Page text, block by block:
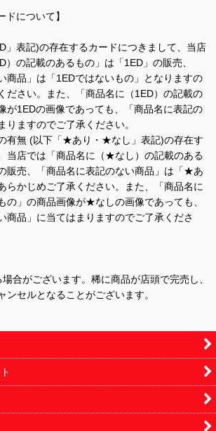
ドについて】
」表記)の存在するカードにつきまして、当店
）の記載のあるもの」は「1ED」の販売、
商品」は「1EDではないもの」となりますの
ださい。また、「商品名に（1ED）の記載の
が1EDの画像であっても、「商品名に表記の
りますのでご了承ください。
有無 (以下「★あり・★なし」表記)の存在す
当店では「商品名に（★なし）の記載のある
販売、「商品名に表記のない商品」は「★あ
らかじめご了承ください。また、「商品名に
の」の商品画像が★なしの画像であっても、
商品」に当てはまりますのでご了承くださ
合がございます。稀に商品が店頭で完売し、
ンセルとなることがございます。